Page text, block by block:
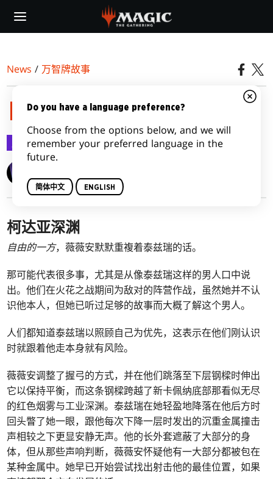
main
News / 万智牌故事
自由的一方
万智牌故事 2022-03-30
柯达亚深渊
自由的一方，薇薇安默默重複着泰兹瑞的话。
那可能代表很多事，尤其是从像泰兹瑞这样的男人口中说
出。他们在火花之战期间为敌对的阵营作战，虽然她并不认
识他本人，但她已听过足够的故事而大概了解这个男人。
人们都知道泰兹瑞以照顾自己为优先，这表示在他们刚认识
时就跟着他走本身就有风险。
薇薇安调整了握弓的方式，并在他们跳落至下层钢樑时伸出
它以保持平衡，而这条钢樑跨越了新卡佩纳底部那看似无尽
的红色烟雾与工业深渊。泰兹瑞在她轻盈地降落在他后方时
回头瞥了她一眼，跟他每次下降一层时发出的沉重金属撞击
声相较之下更显安静无声。他的长外套遮蔽了大部分的身
体，但从那些声响判断，薇薇安怀疑他有一大部分都被包在
某种金属中。她早已开始尝试找出射击他的最佳位置，如果
Do you have a language preference?
Choose from the options below, and we will
remember your preferred language in the
future.
简体中文 ENGLISH